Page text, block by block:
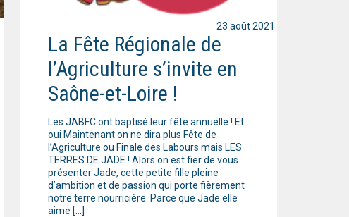
La Fête Régionale de
l’Agriculture s’invite en
Saône-et-Loire !
Les JABFC ont baptisé leur fête annuelle ! Et
oui Maintenant on ne dira plus Fête de
l’Agriculture ou Finale des Labours mais LES
TERRES DE JADE ! Alors on est fier de vous
présenter Jade, cette petite fille pleine
d’ambition et de passion qui porte fièrement
notre terre nourricière. Parce que Jade elle
aime […]
23 août 2021